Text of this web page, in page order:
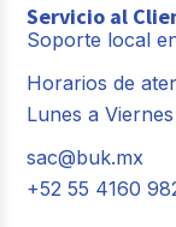
Servicio al
Soporte local
Horarios de
Lunes a
sac@buk.mx
+52 55 4160